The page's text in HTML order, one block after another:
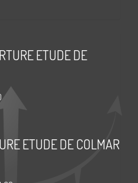
ETUDE DE
ETUDE DE COLMAR